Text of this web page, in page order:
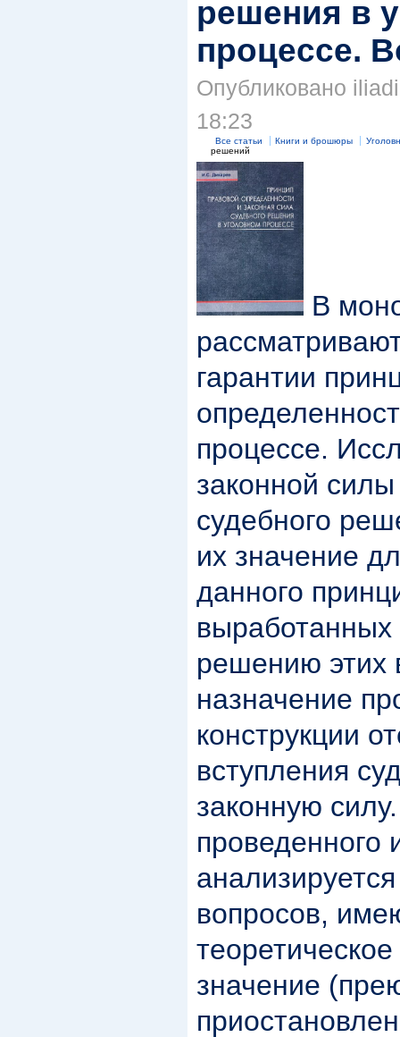
решения в
процессе.
Опубликовано
18:23
Все статьи Книги и брошюры
решений
В
гарантии
процессе.
законной
судебного
их значение
данного
выработанных
решению этих
назначение
конструкции
вступления
законную
проведенного
вопросов,
значение